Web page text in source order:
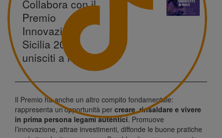
Collabora con il
Premio
Innovazione
Sicilia 2024,
unisciti a noi
Il Premio ha anche un altro compito fondamentale:
rappresenta un’opportunità per creare,rinsaldare e vivere
in prima persona legami autentici. Promuove
l’innovazione, attrae investimenti, diffonde le buone pratiche